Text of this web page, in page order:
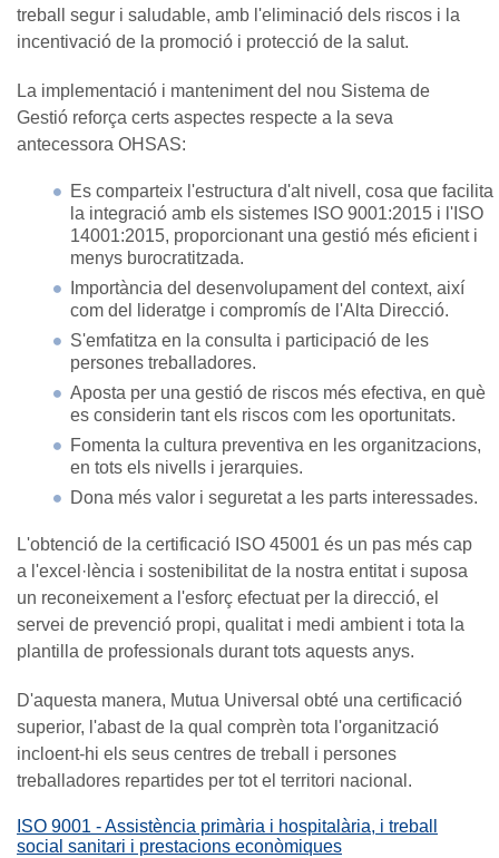
treball segur i saludable, amb l'eliminació dels riscos i la
incentivació de la promoció i protecció de la salut.
La implementació i manteniment del nou Sistema de
Gestió reforça certs aspectes respecte a la seva
antecessora OHSAS:
Es comparteix l'estructura d'alt nivell, cosa que facilita
la integració amb els sistemes ISO 9001:2015 i l'ISO
14001:2015, proporcionant una gestió més eficient i
menys burocratitzada.
Importància del desenvolupament del context, així
com del lideratge i compromís de l'Alta Direcció.
S'emfatitza en la consulta i participació de les
persones treballadores.
Aposta per una gestió de riscos més efectiva, en què
es considerin tant els riscos com les oportunitats.
Fomenta la cultura preventiva en les organitzacions,
en tots els nivells i jerarquies.
Dona més valor i seguretat a les parts interessades.
L'obtenció de la certificació ISO 45001 és un pas més cap
a l'excel·lència i sostenibilitat de la nostra entitat i suposa
un reconeixement a l'esforç efectuat per la direcció, el
servei de prevenció propi, qualitat i medi ambient i tota la
plantilla de professionals durant tots aquests anys.
D'aquesta manera, Mutua Universal obté una certificació
superior, l'abast de la qual comprèn tota l'organització
incloent-hi els seus centres de treball i persones
treballadores repartides per tot el territori nacional.
ISO 9001 - Assistència primària i hospitalària, i treball
social sanitari i prestacions econòmiques